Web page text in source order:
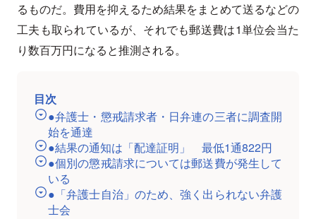
るものだ。費用を抑えるため結果をまとめて送るなどの
工夫も取られているが、それでも郵送費は1単位会当た
り数百万円になると推測される。
目次
●弁護士・懲戒請求者・日弁連の三者に調査開
始を通達
●結果の通知は「配達証明」 最低1通822円
●個別の懲戒請求については郵送費が発生して
いる
●「弁護士自治」のため、強く出られない弁護
士会